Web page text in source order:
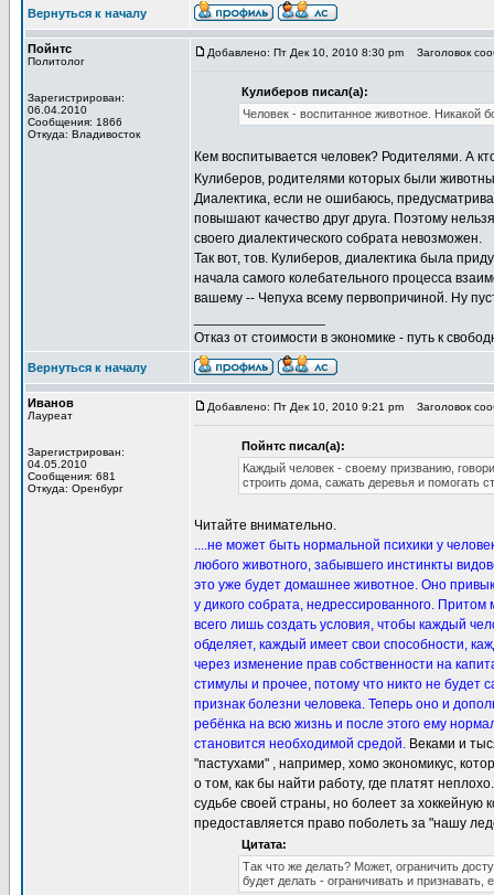
Вернуться к началу
Пойнтс
Политолог
Зарегистрирован:
06.04.2010
Сообщения: 1866
Откуда: Владивосток
Добавлено: Пт Дек 10, 2010 8:30 pm Заголовок
Кулиберов писал(а):
Человек - воспитанное животное. Никакой
Кем воспитывается человек? Родителями. А
Кулиберов, родителями которых были
Диалектика, если не ошибаюсь,
повышают качество друг друга. Поэтому
своего диалектического собрата невозможен.
Так вот, тов. Кулиберов, диалектика была
начала самого колебательного процесса
вашему -- Чепуха всему первопричиной. Ну
Отказ от стоимости в экономике - путь к
Вернуться к началу
Иванов
Лауреат
Зарегистрирован:
04.05.2010
Сообщения: 681
Откуда: Оренбург
Добавлено: Пт Дек 10, 2010 9:21 pm Заголовок
Пойнтс писал(а):
Каждый человек - своему призванию,
строить дома, сажать деревья и помогать
Читайте внимательно.
....не может быть нормальной психики у
любого животного, забывшего инстинкты
это уже будет домашнее животное. Оно
у дикого собрата, недрессированного.
всего лишь создать условия, чтобы каждый
обделяет, каждый имеет свои способности,
через изменение прав собственности на
стимулы и прочее, потому что никто не будет
признак болезни человека. Теперь оно и
ребёнка на всю жизнь и после этого ему
становится необходимой средой. Веками и
"пастухами" , например, хомо экономикус,
о том, как бы найти работу, где платят
судьбе своей страны, но болеет за хоккейную
предоставляется право поболеть за "нашу
Цитата:
Так что же делать? Может, ограничить
будет делать - ограничивать и признавать,